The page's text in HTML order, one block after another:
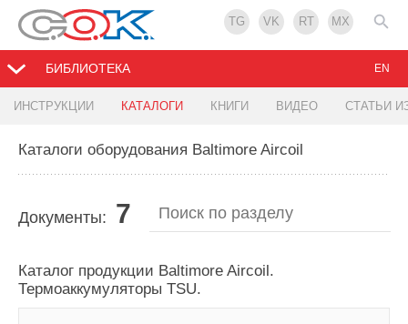
TG VK RT MX
БИБЛИОТЕКА
ИНСТРУКЦИИ КАТАЛОГИ КНИГИ ВИДЕО СТАТЬИ
EN
Каталоги оборудования Baltimore Aircoil
Документы: 7
Каталог продукции Baltimore Aircoil.
Термоаккумуляторы TSU.